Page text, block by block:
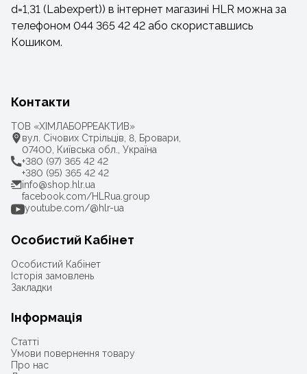
d=1,31 (Labexpert)) в інтернет магазині HLR можна за
телефоном 044 365 42 42 або скориставшись
Кошиком.
Контакти
ТОВ «ХІМЛАБОРРЕАКТИВ»
вул. Січових Стрільців, 8, Бровари,
07400, Київська обл., Україна
+380 (97) 365 42 42
+380 (95) 365 42 42
info@shop.hlr.ua
facebook.com/HLRua.group
youtube.com/@hlr-ua
Особистий Кабінет
Особистий Кабінет
Історія замовлень
Закладки
Інформація
Статті
Умови повернення товару
Про нас